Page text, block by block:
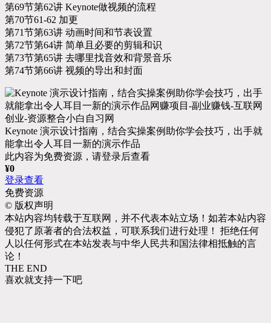
第69节第62讲 Keynote做视频的流程
第70节61-62 加更
第71节第63讲 动画时间和节表设置
第72节第64讲 简单且必要的剪辑和识
第73节第65讲 去哪里找音效和背景音乐
第74节第66讲 视频的导出和封面
Keynote 演示设计指南，结合实操案例助你学会技巧，出手就
能拿出令人耳目一新的演示作品
此内容为免费资源，请登录后查看
¥0
登录查看
免费资源
© 版权声明
本站内容均转载于互联网，并不代表本站立场！如若本站内容
侵犯了原著者的合法权益，可联系我们进行处理！ 拒绝任何
人以任何形式在本站发表与中华人民共和国法律相抵触的言
论！
THE END
喜欢就支持一下吧